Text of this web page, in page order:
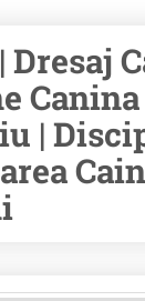
Dresaj
|